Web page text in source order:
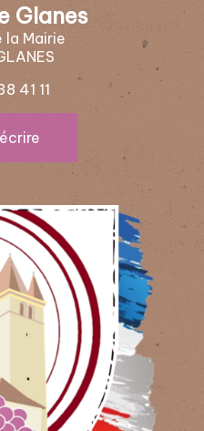
Glanes
la Mairie
41 11